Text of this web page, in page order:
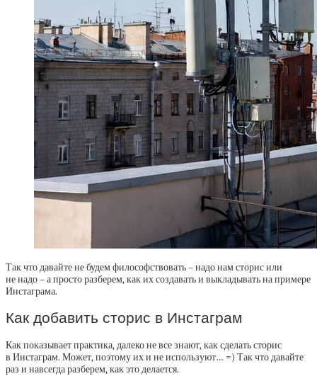
Так что давайте не будем философствовать – надо нам сторис или
не надо – а просто разберем, как их создавать и выкладывать на примере
Инстаграма.
Как добавить сторис в Инстаграм
Как показывает практика, далеко не все знают, как сделать сторис
в Инстаграм. Может, поэтому их и не используют… =) Так что давайте
раз и навсегда разберем, как это делается.